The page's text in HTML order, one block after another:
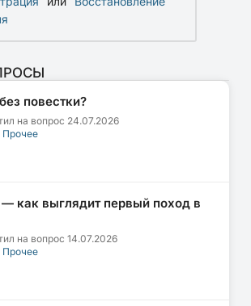
повестки?
на вопрос 24.07.2026
Прочее
как выглядит первый поход в
на вопрос 14.07.2026
Прочее